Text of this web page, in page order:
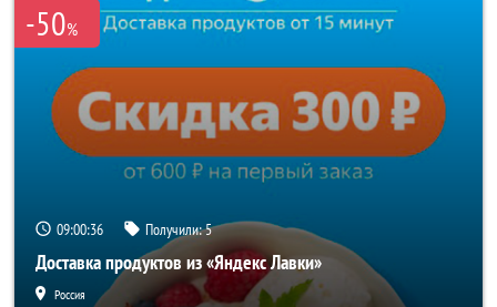
-50%
09:00:33 Получили:5
Доставка продуктов из «Яндекс Лавки»
Россия